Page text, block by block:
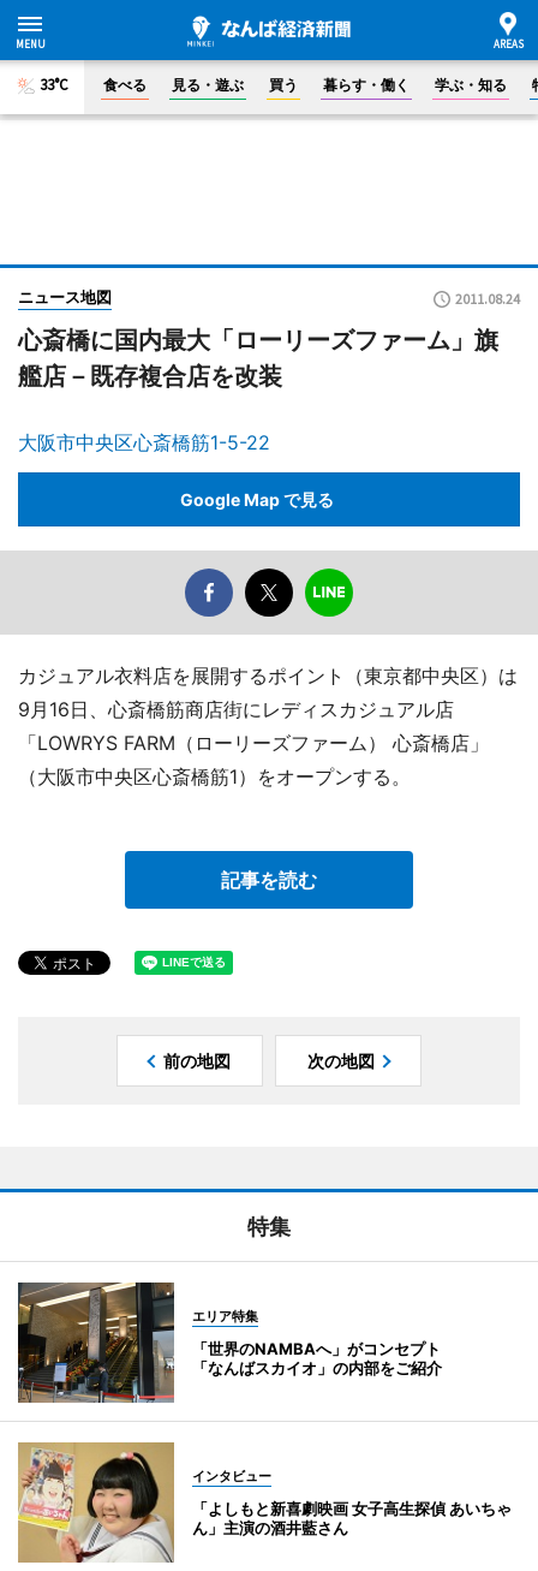
33°C 食べる 見る・遊ぶ 買う 暮らす・働く 学ぶ・知る
ニュース地図 2011.08.24
心斎橋に国内最大「ローリーズファーム」旗
艦店－既存複合店を改装
大阪市中央区心斎橋筋1-5-22
Google Map で見る
カジュアル衣料店を展開するポイント（東京都中央区）は
9月16日、心斎橋筋商店街にレディスカジュアル店
「LOWRYS FARM（ローリーズファーム） 心斎橋店」
（大阪市中央区心斎橋筋1）をオープンする。
記事を読む
前の地図 次の地図
特集
エリア特集
「世界のNAMBAへ」がコンセプト
「なんばスカイオ」の内部をご紹介
インタビュー
「よしもと新喜劇映画 女子高生探偵 あいちゃ
ん」主演の酒井藍さん